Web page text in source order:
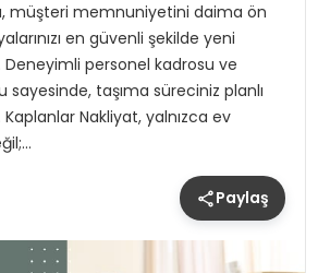
müşteri memnuniyetini daima ön
en güvenli şekilde yeni
Deneyimli personel kadrosu ve
taşıma süreciniz planlı
Nakliyat, yalnızca ev
Paylaş